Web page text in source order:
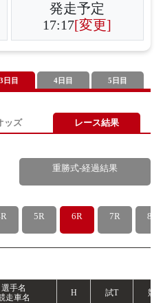
発走予定
17:17[変更]
3日目 4日目 5日目
ッズ レース結果
重勝式-経過結果
5R 6R 7R 8R
選手名
走車名
H 試T 競